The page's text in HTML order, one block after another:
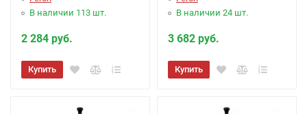
В наличии 113 шт.
2 284 руб.
Купить
В наличии 24 шт.
3 682 руб.
Купить